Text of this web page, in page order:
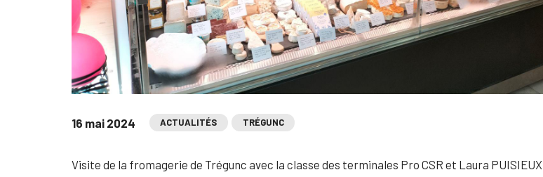
16 mai 2024 ACTUALITÉS TRÉGUNC
Visite de la fromagerie de Trégunc avec la classe des terminales Pro CSR et Laura PUISIEUX